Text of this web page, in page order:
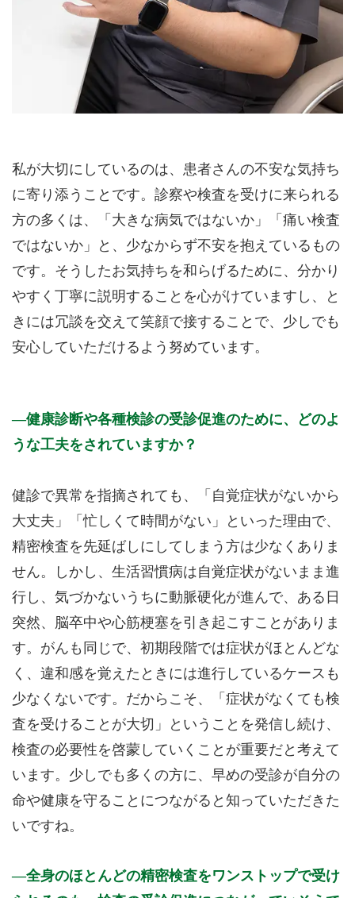
私が大切にしているのは、患者さんの不安な気持ち
に寄り添うことです。診察や検査を受けに来られる
方の多くは、「大きな病気ではないか」「痛い検査
ではないか」と、少なからず不安を抱えているもの
です。そうしたお気持ちを和らげるために、分かり
やすく丁寧に説明することを心がけていますし、と
きには冗談を交えて笑顔で接することで、少しでも
安心していただけるよう努めています。
健康診断や各種検診の受診促進のために、どのよ
うな工夫をされていますか？
健診で異常を指摘されても、「自覚症状がないから
大丈夫」「忙しくて時間がない」といった理由で、
精密検査を先延ばしにしてしまう方は少なくありま
せん。しかし、生活習慣病は自覚症状がないまま進
行し、気づかないうちに動脈硬化が進んで、ある日
突然、脳卒中や心筋梗塞を引き起こすことがありま
す。がんも同じで、初期段階では症状がほとんどな
く、違和感を覚えたときには進行しているケースも
少なくないです。だからこそ、「症状がなくても検
査を受けることが大切」ということを発信し続け、
検査の必要性を啓蒙していくことが重要だと考えて
います。少しでも多くの方に、早めの受診が自分の
命や健康を守ることにつながると知っていただきた
いですね。
全身のほとんどの精密検査をワンストップで受け